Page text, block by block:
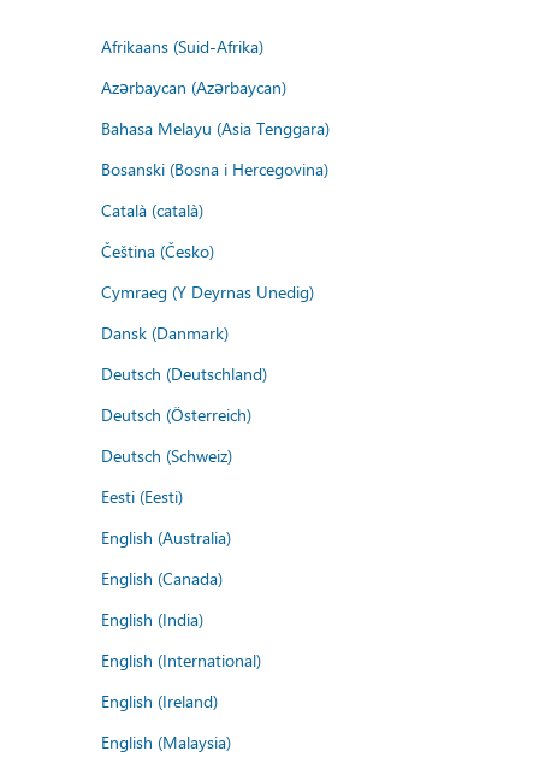
Afrikaans (Suid-Afrika)
Azərbaycan (Azərbaycan)
Bahasa Melayu (Asia Tenggara)
Bosanski (Bosna i Hercegovina)
Català (català)
Čeština (Česko)
Cymraeg (Y Deyrnas Unedig)
Dansk (Danmark)
Deutsch (Deutschland)
Deutsch (Österreich)
Deutsch (Schweiz)
Eesti (Eesti)
English (Australia)
English (Canada)
English (India)
English (International)
English (Ireland)
English (Malaysia)